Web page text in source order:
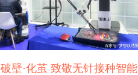
破壁·化茧 致敬无针接种智能